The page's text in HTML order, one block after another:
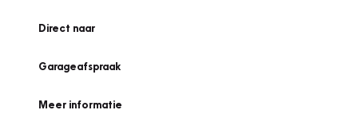
Direct naar
Garageafspraak
Meer informatie